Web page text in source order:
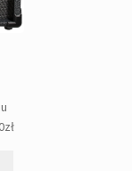
zł